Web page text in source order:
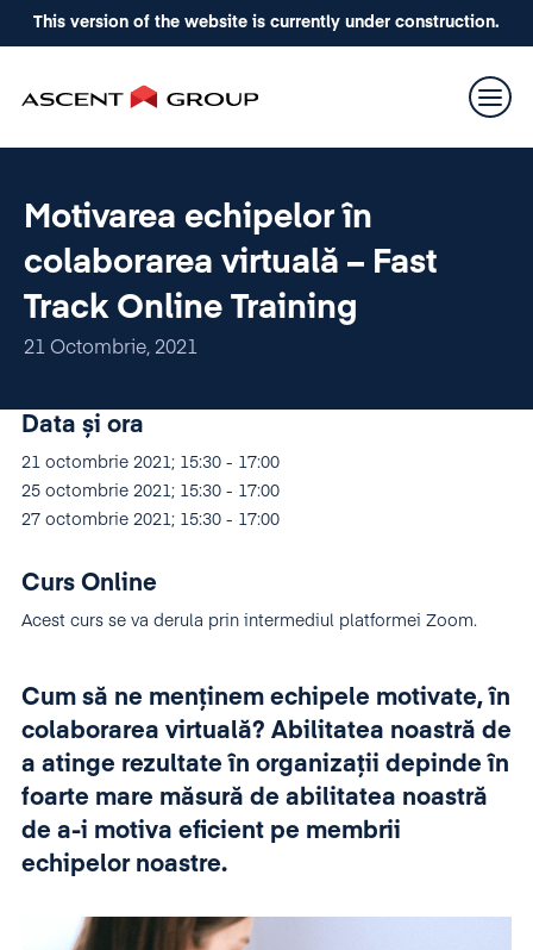
This version of the website is currently under construction.
Motivarea echipelor în
colaborarea virtuală – Fast
Track Online Training
21 Octombrie, 2021
Data și ora
21 octombrie 2021; 15:30 - 17:00
25 octombrie 2021; 15:30 - 17:00
27 octombrie 2021; 15:30 - 17:00
Curs Online
Acest curs se va derula prin intermediul platformei Zoom.
Cum să ne menținem echipele motivate, în
colaborarea virtuală? Abilitatea noastră de
a atinge rezultate în organizații depinde în
foarte mare măsură de abilitatea noastră
de a-i motiva eficient pe membrii
echipelor noastre.